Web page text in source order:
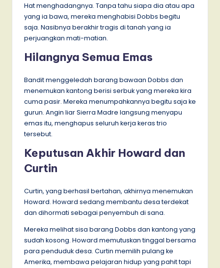
Hat menghadangnya. Tanpa tahu siapa dia atau apa
yang ia bawa, mereka menghabisi Dobbs begitu
saja. Nasibnya berakhir tragis di tanah yang ia
perjuangkan mati-matian.
Hilangnya Semua Emas
Bandit menggeledah barang bawaan Dobbs dan
menemukan kantong berisi serbuk yang mereka kira
cuma pasir. Mereka menumpahkannya begitu saja ke
gurun. Angin liar Sierra Madre langsung menyapu
emas itu, menghapus seluruh kerja keras trio
tersebut.
Keputusan Akhir Howard dan
Curtin
Curtin, yang berhasil bertahan, akhirnya menemukan
Howard. Howard sedang membantu desa terdekat
dan dihormati sebagai penyembuh di sana.
Mereka melihat sisa barang Dobbs dan kantong yang
sudah kosong. Howard memutuskan tinggal bersama
para penduduk desa. Curtin memilih pulang ke
Amerika, membawa pelajaran hidup yang pahit tapi